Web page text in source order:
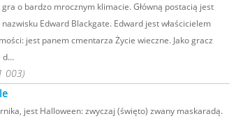
o bardzo mrocznym klimacie. Główną postacią jest
Edward Blackgate. Edward jest właścicielem
jest panem cmentarza Życie wieczne. Jako gracz
003)
jest Halloween: zwyczaj (święto) zwany maskaradą.